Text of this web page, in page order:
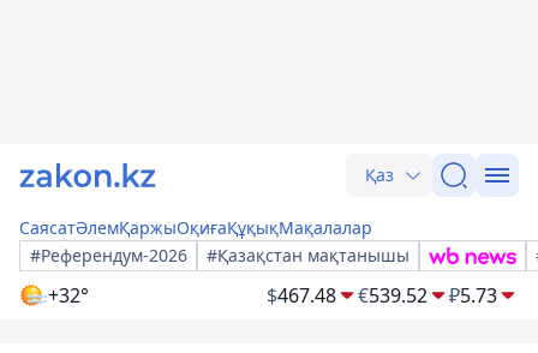
Қаз
СаясатӘлемҚаржыОқиғаҚұқықМақалалар
#Референдум-2026
#Қазақстан мақтанышы
+32° $467.48 €539.52 ₽5.73